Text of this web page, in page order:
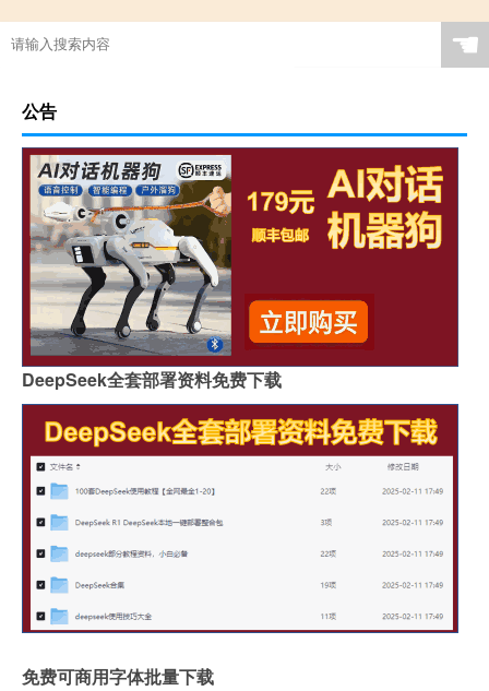
☚
公告
DeepSeek全套部署资料免费下载
免费可商用字体批量下载